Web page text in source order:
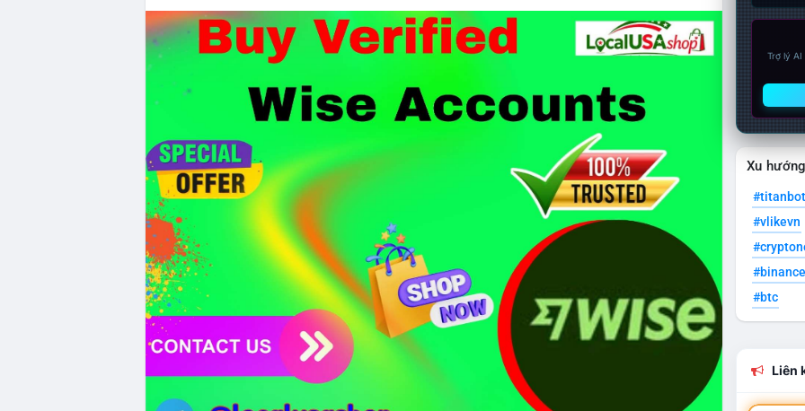
Trợ lý
Xu
#titanbot
#vlikevn
#btc
Liên